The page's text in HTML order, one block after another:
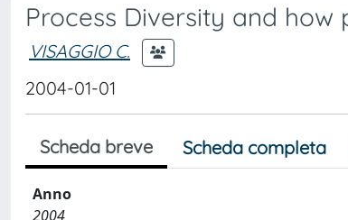
Process Diversity and
VISAGGIO C.
2004-01-01
Scheda breve Scheda completa
Anno
2004